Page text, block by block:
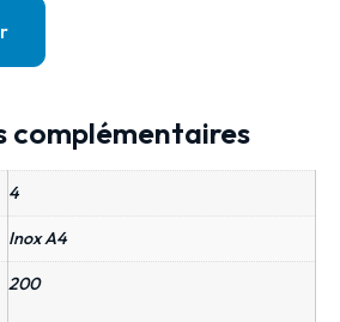
complémentaires
4
Inox A4
200